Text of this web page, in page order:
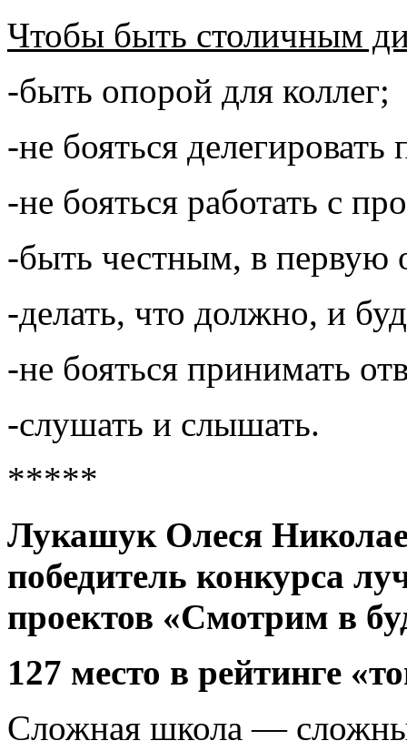
Чтобы быть столичным
-быть опорой для коллег;
-не бояться
-не бояться работать с
-быть честным, в первую
-делать, что должно, и
-не бояться принимать
-слушать и слышать.
*****
Лукашук Олеся
победитель конкурса
проектов «Смотрим в
127 место в рейтинге
Сложная школа —